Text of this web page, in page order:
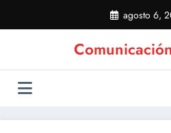
contenido
agosto 6,